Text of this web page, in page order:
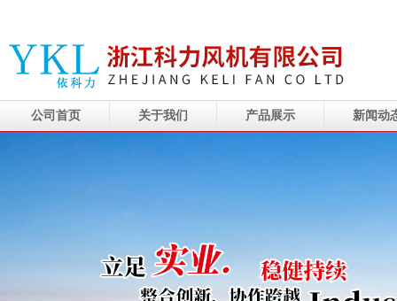
公司首页 关于我们 产品展示 新闻动